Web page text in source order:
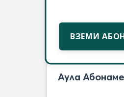
ВЗЕМИ
Аула